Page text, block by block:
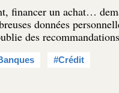
financer un achat…
données
des
#Crédit